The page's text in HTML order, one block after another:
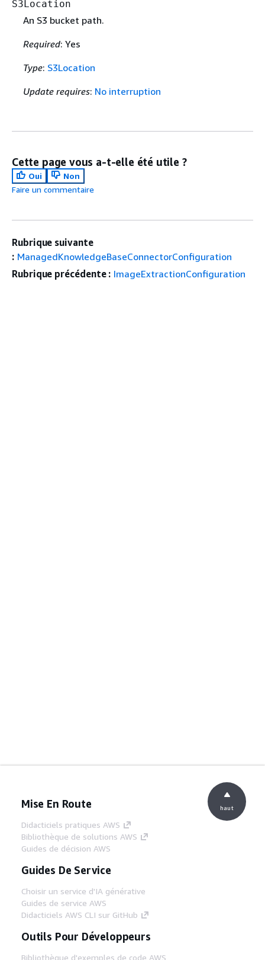
S3Location
An S3 bucket path.
Required: Yes
Type: S3Location
Update requires: No interruption
Cette page vous a-t-elle été utile ?
Oui
Non
Faire un commentaire
Rubrique suivante
: ManagedKnowledgeBaseConnectorConfiguration
Rubrique précédente : ImageExtractionConfiguration
Mise En Route
Didacticiels pratiques AWS
Bibliothèque de solutions AWS
Guides de décision AWS
Guides De Service
Choisir un service d'IA générative
Guides de service AWS
Didacticiels AWS CLI sur GitHub
Outils Pour Développeurs
Bibliothèque d'exemples de code AWS
haut